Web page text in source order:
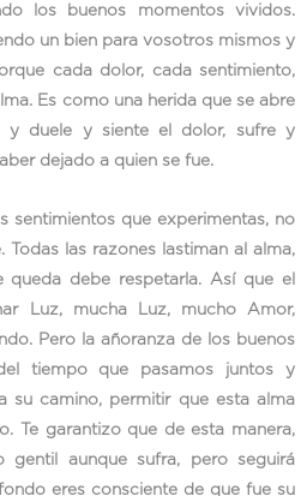
los buenos momentos vividos.
un bien para vosotros mismos y
cada dolor, cada sentimiento,
Es como una herida que se abre
y duele y siente el dolor, sufre y
dejado a quien se fue.
sentimientos que experimentas, no
las razones lastiman al alma,
debe respetarla. Así que el
Luz, mucha Luz, mucho Amor,
Pero la añoranza de los buenos
tiempo que pasamos juntos y
su camino, permitir que esta alma
Te garantizo que de esta manera,
gentil aunque sufra, pero seguirá
eres consciente de que fue su